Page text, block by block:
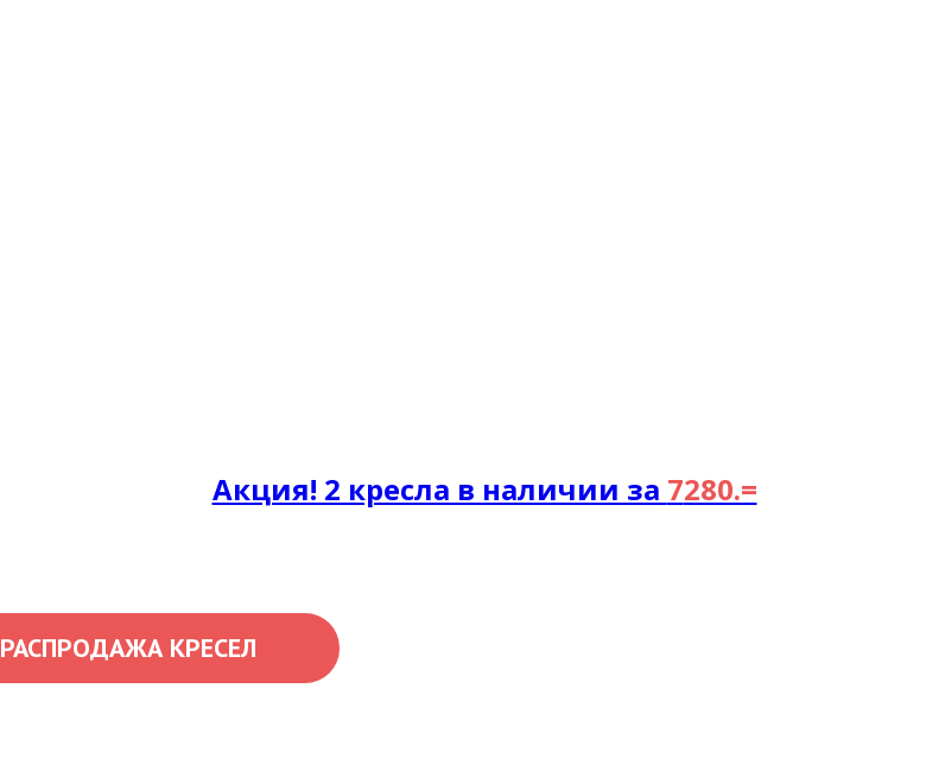
Акция! 2 кресла в наличии за 7280.=
РАСПРОДАЖА КРЕСЕЛ